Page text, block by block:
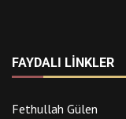
FAYDALI LINKLER
Fethullah Gülen